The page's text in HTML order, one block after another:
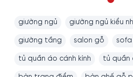
giường ngủ giường ngủ kiểu
giường tầng salon gỗ
tủ quần áo cánh kính tủ quần